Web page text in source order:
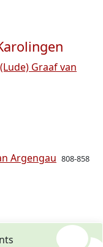
Graaf van
Argengau 808-858